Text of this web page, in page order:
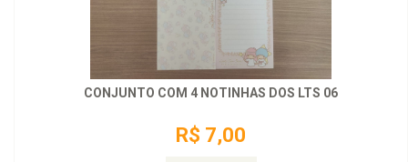
CONJUNTO COM 4 NOTINHAS DOS LTS 06
R$ 7,00